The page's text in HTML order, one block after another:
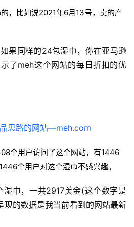
，比如说2021年6月13号，卖的产
果同样的24包湿巾，你在亚马逊
了meh这个网站的每日折扣的优
个用户访问了这个网站，有1446
个用户对这个湿巾不感兴趣。
湿巾，一共2917美金(这个数字是
现的数据是我当前看到的网站最新